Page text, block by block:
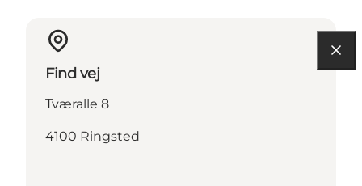
Find vej
Tværalle 8
4100 Ringsted